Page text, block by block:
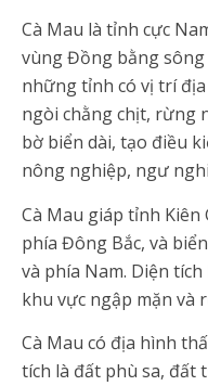
Cà Mau là tỉnh cực
vùng Đồng bằng
những tỉnh có vị trí
ngòi chằng chịt, rừng
bờ biển dài, tạo điều
nông nghiệp, ngư
Cà Mau giáp tỉnh Kiên
phía Đông Bắc, và
và phía Nam. Diện
khu vực ngập mặn và
Cà Mau có địa hình
tích là đất phù sa, đất